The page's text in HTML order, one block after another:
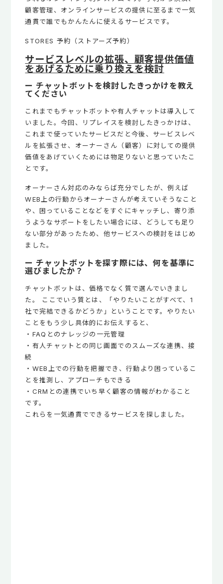
顧客管理、オンラインサービスの提供に至るまで一気
通貫で誰でもかんたんに使えるサービスです。
STORES 予約（ストアーズ予約）
サービスレベルの拡張、顧客提供価値
をあげるために乗り換えを検討
ー チャットボットを検討したきっかけを教え
てください
これまでもチャットボットや有人チャットは導入して
いました。今回、リプレイスを検討したきっかけは、
これまで使っていたサービスだと今後、サービスレベ
ルを拡張させ、オーナーさん（顧客）に対しての提供
価値をあげていくためには物足りないと思っていたこ
とです。
オーナーさん対応のみならば充分でしたが、例えば
WEB上の行動からオーナーさんが考えていそうなこと
や、困っていることなどをすぐにキャッチし、寄り添
うようなサポートをしたい場合には、どうしても足り
ない部分があったため、他サービスへの検討をはじめ
ました。
ー チャットボットを探す際には、何を基準に
選びましたか？
チャットボットは、価格でなく質で選んでいきまし
た。 ここでいう質とは、「やりたいことがすべて、1
社で完結できるかどうか」ということです。やりたい
ことをもう少し具体的にお伝えすると、
・FAQとのナレッジの一元管理
・有人チャットとの同じ画面でのスムーズな連携、接
続
・WEB上での行動を把握でき、行動より困っているこ
とを推測し、アプローチもできる
・CRMとの連携でいち早く顧客の情報がわかること
です。
これらを一気通貫でできるサービスを探しました。